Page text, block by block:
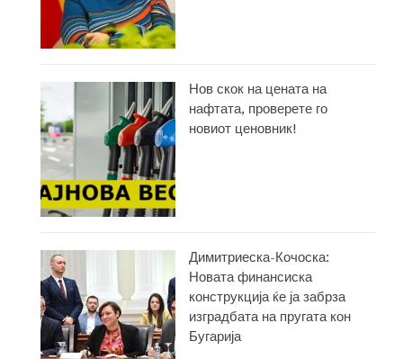
Нов скок на цената на
нафтата, проверете го
новиот ценовник!
Димитриеска-Кочоска:
Новата финансиска
конструкција ќе ја забрза
изградбата на пругата кон
Бугарија